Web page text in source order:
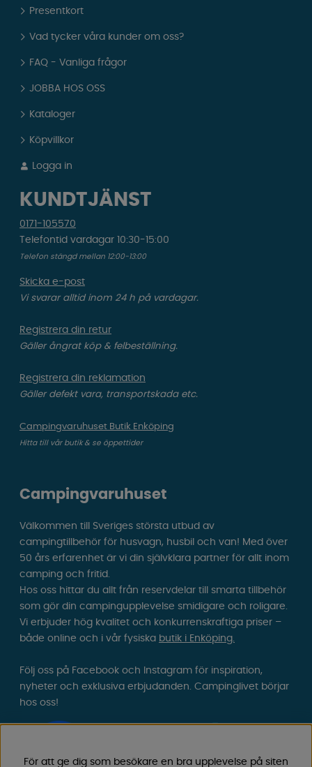
Presentkort
Vad tycker våra kunder om oss?
FAQ - Vanliga frågor
JOBBA HOS OSS
Kataloger
Köpvillkor
Logga in
KUNDTJÄNST
0171-105570
Telefontid vardagar 10:30-15:00
Telefon stängd mellan 12:00-13:00
Skicka e-post
Vi svarar alltid inom 24 h på vardagar.
Registrera din retur
Gäller ångrat köp & felbeställning.
Registrera din reklamation
Gäller defekt vara, transportskada etc.
Campingvaruhuset Butik Enköping
Hitta till vår butik & se öppettider
Campingvaruhuset
Välkommen till Sveriges största utbud av
campingtillbehör för husvagn, husbil och van! Med över
50 års erfarenhet är vi din självklara partner för allt inom
camping och fritid.
Hos oss hittar du allt från reservdelar till smarta tillbehör
som gör din campingupplevelse smidigare och roligare.
Vi erbjuder hög kvalitet och konkurrenskraftiga priser –
både online och i vår fysiska butik i Enköping.
Följ oss på Facebook och Instagram för inspiration,
nyheter och exklusiva erbjudanden. Campinglivet börjar
hos oss!
För att ge dig som besökare en bra upplevelse på siten